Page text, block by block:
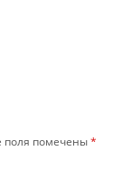
поля помечены*